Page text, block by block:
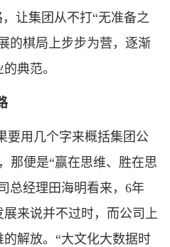
让集团从不打“无准备之
的棋局上步步为营，逐渐
典范。
要用几个字来概括集团公
那便是“赢在思维、胜在思
总经理田海明看来，6年
来说并不过时，而公司上
解放。“大文化大数据时